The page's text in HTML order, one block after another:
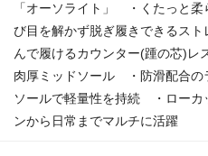
「オーソライト」 ・くたっと
び目を解かず脱ぎ履きできるス
んで履けるカウンター(踵の芯)
肉厚ミッドソール ・防滑配合の
ソールで軽量性を持続 ・ロー
ンから日常までマルチに活躍